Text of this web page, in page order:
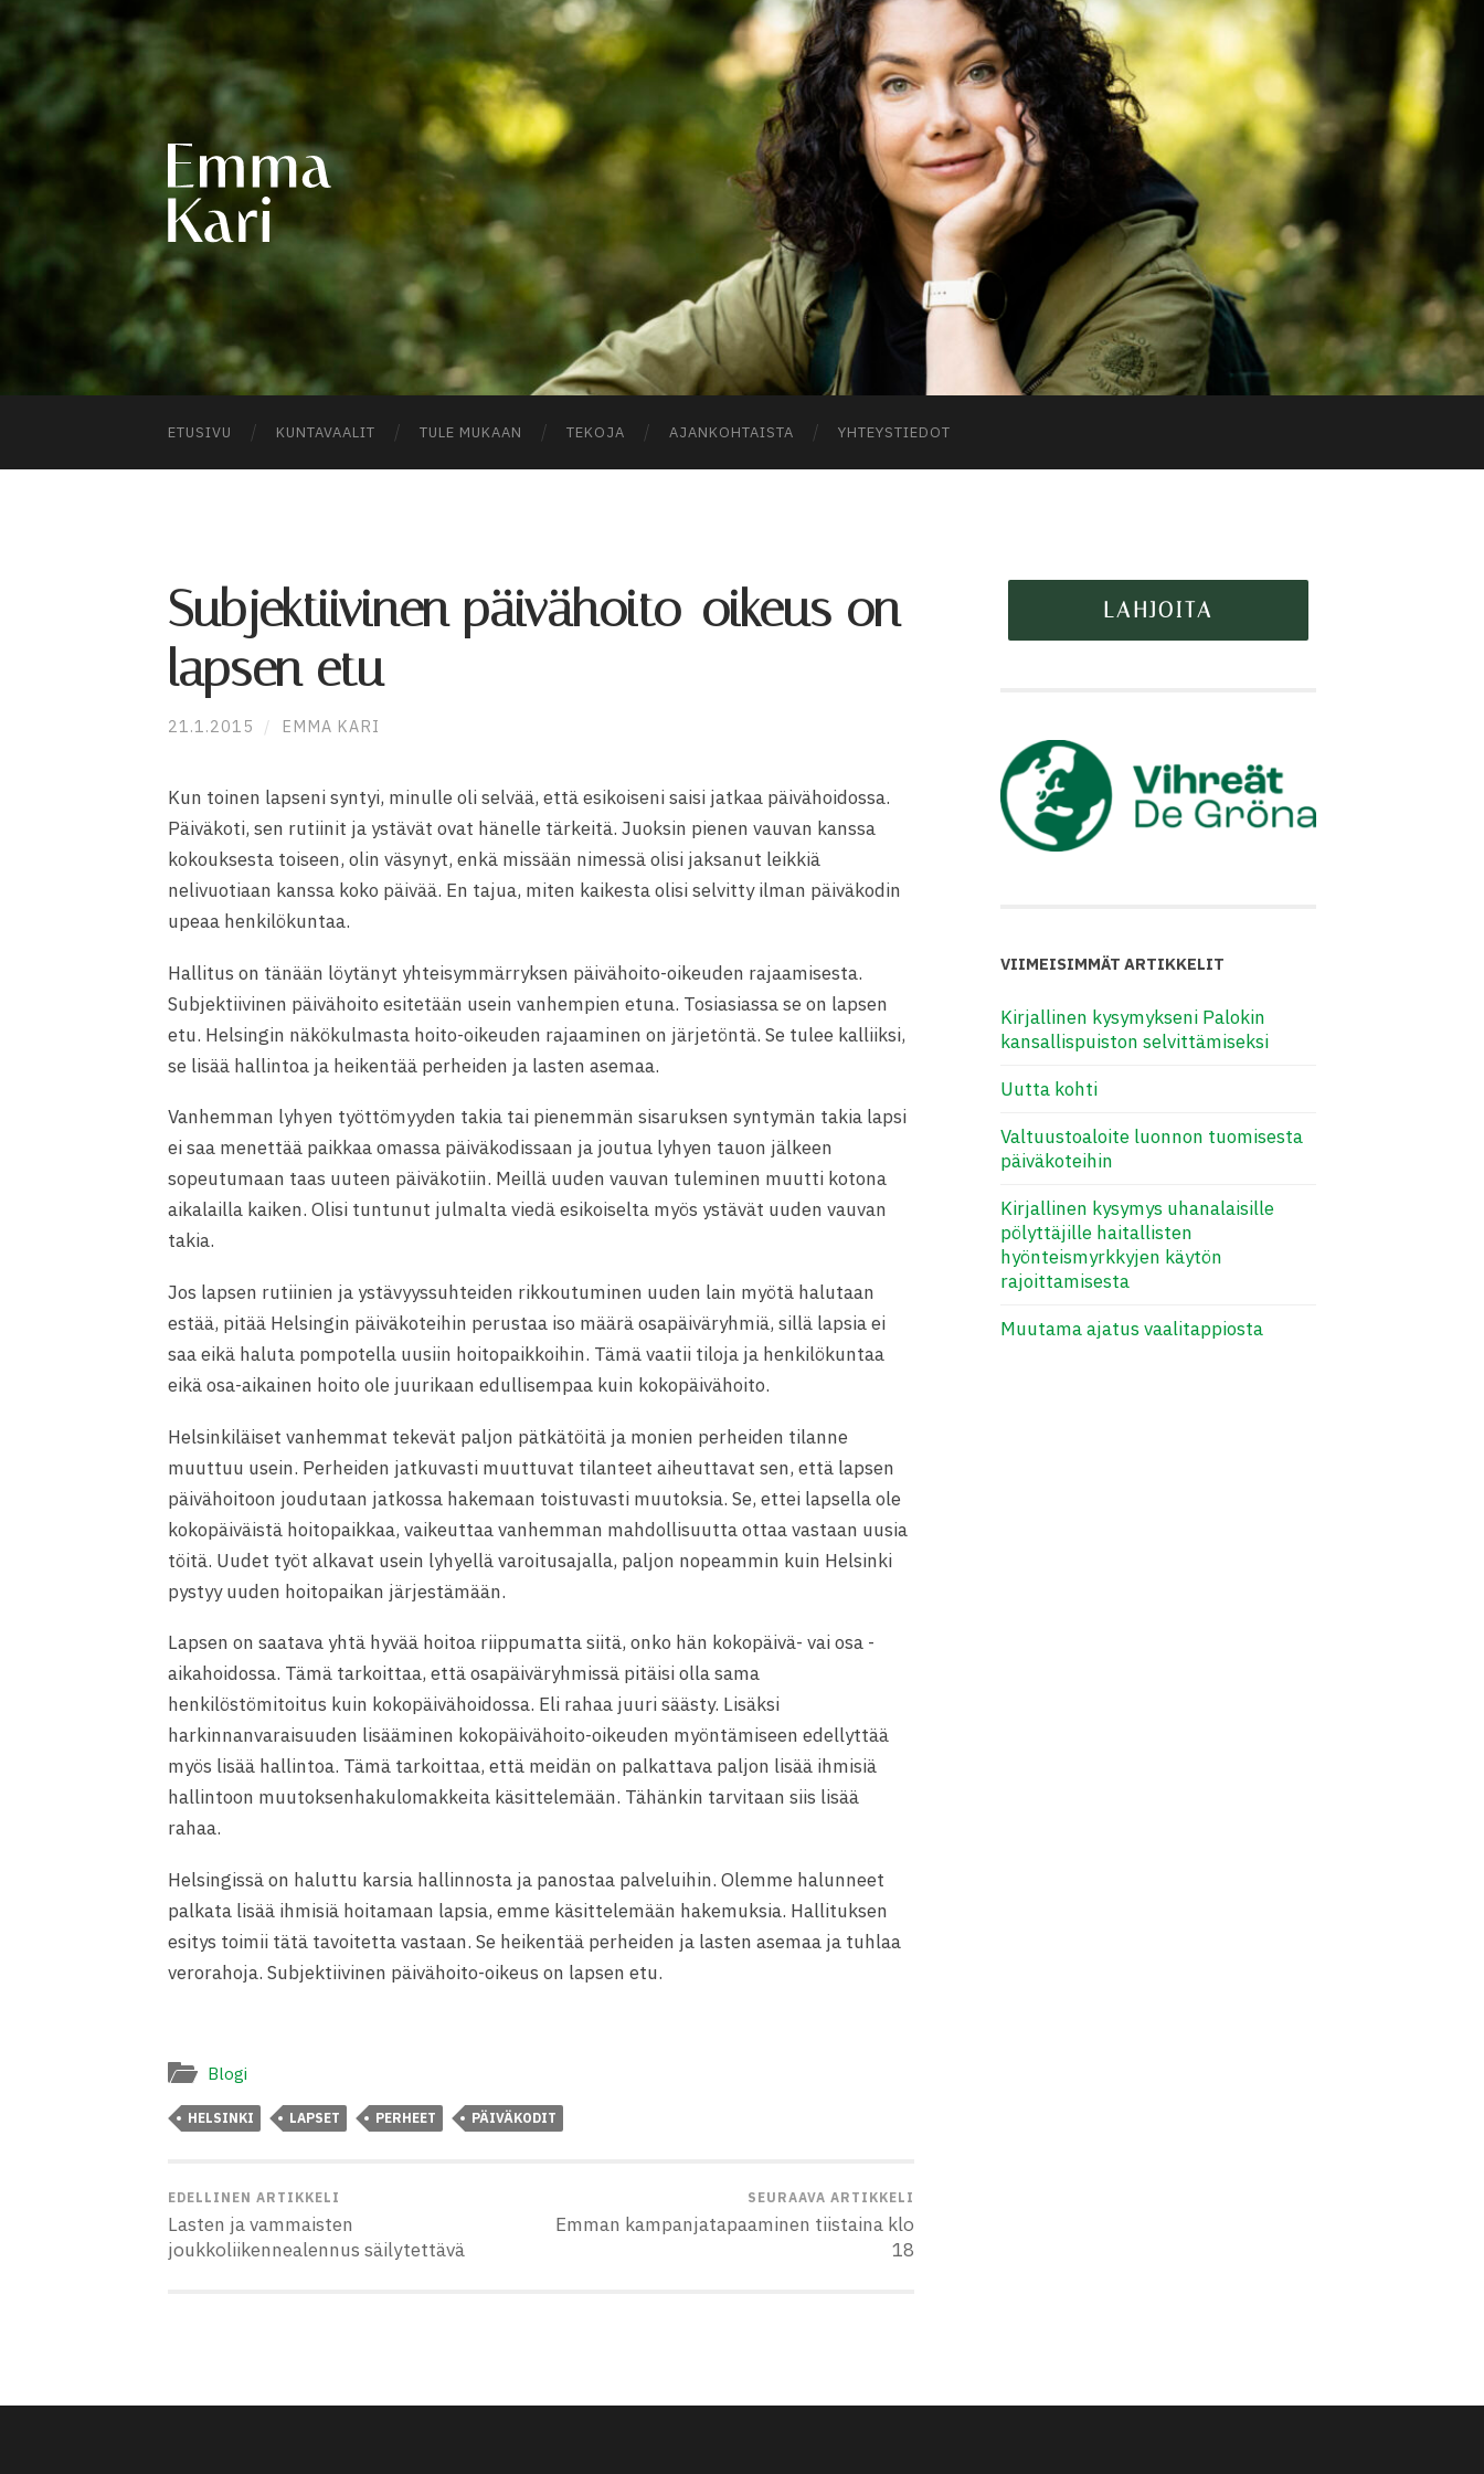
EMMA
KARI
ETUSIVU KUNTAVAALIT TULE MUKAAN TEKOJA AJANKOHTAISTA YHTEYSTIEDOT
Subjektiivinen päivähoito-oikeus on
lapsen etu
21.1.2015 / EMMA KARI
Kun toinen lapseni syntyi, minulle oli selvää, että esikoiseni saisi jatkaa päivähoidossa.
Päiväkoti, sen rutiinit ja ystävät ovat hänelle tärkeitä. Juoksin pienen vauvan kanssa
kokouksesta toiseen, olin väsynyt, enkä missään nimessä olisi jaksanut leikkiä
nelivuotiaan kanssa koko päivää. En tajua, miten kaikesta olisi selvitty ilman päiväkodin
upeaa henkilökuntaa.
Hallitus on tänään löytänyt yhteisymmärryksen päivähoito-oikeuden rajaamisesta.
Subjektiivinen päivähoito esitetään usein vanhempien etuna. Tosiasiassa se on lapsen
etu. Helsingin näkökulmasta hoito-oikeuden rajaaminen on järjetöntä. Se tulee kalliiksi,
se lisää hallintoa ja heikentää perheiden ja lasten asemaa.
Vanhemman lyhyen työttömyyden takia tai pienemmän sisaruksen syntymän takia lapsi
ei saa menettää paikkaa omassa päiväkodissaan ja joutua lyhyen tauon jälkeen
sopeutumaan taas uuteen päiväkotiin. Meillä uuden vauvan tuleminen muutti kotona
aikalailla kaiken. Olisi tuntunut julmalta viedä esikoiselta myös ystävät uuden vauvan
takia.
Jos lapsen rutiinien ja ystävyyssuhteiden rikkoutuminen uuden lain myötä halutaan
estää, pitää Helsingin päiväkoteihin perustaa iso määrä osapäiväryhmiä, sillä lapsia ei
saa eikä haluta pompotella uusiin hoitopaikkoihin. Tämä vaatii tiloja ja henkilökuntaa
eikä osa-aikainen hoito ole juurikaan edullisempaa kuin kokopäivähoito.
Helsinkiläiset vanhemmat tekevät paljon pätkätöitä ja monien perheiden tilanne
muuttuu usein. Perheiden jatkuvasti muuttuvat tilanteet aiheuttavat sen, että lapsen
päivähoitoon joudutaan jatkossa hakemaan toistuvasti muutoksia. Se, ettei lapsella ole
kokopäiväistä hoitopaikkaa, vaikeuttaa vanhemman mahdollisuutta ottaa vastaan uusia
töitä. Uudet työt alkavat usein lyhyellä varoitusajalla, paljon nopeammin kuin Helsinki
pystyy uuden hoitopaikan järjestämään.
Lapsen on saatava yhtä hyvää hoitoa riippumatta siitä, onko hän kokopäivä- vai osa -
aikahoidossa. Tämä tarkoittaa, että osapäiväryhmissä pitäisi olla sama
henkilöstömitoitus kuin kokopäivähoidossa. Eli rahaa juuri säästy. Lisäksi
harkinnanvaraisuuden lisääminen kokopäivähoito-oikeuden myöntämiseen edellyttää
myös lisää hallintoa. Tämä tarkoittaa, että meidän on palkattava paljon lisää ihmisiä
hallintoon muutoksenhakulomakkeita käsittelemään. Tähänkin tarvitaan siis lisää
rahaa.
Helsingissä on haluttu karsia hallinnosta ja panostaa palveluihin. Olemme halunneet
palkata lisää ihmisiä hoitamaan lapsia, emme käsittelemään hakemuksia. Hallituksen
esitys toimii tätä tavoitetta vastaan. Se heikentää perheiden ja lasten asemaa ja tuhlaa
verorahoja. Subjektiivinen päivähoito-oikeus on lapsen etu.
Blogi
HELSINKI LAPSET PERHEET PÄIVÄKODIT
EDELLINEN ARTIKKELI
Lasten ja vammaisten
joukkoliikennealennus säilytettävä
SEURAAVA ARTIKKELI
Emman kampanjatapaaminen tiistaina klo
18
VIIMEISIMMÄT ARTIKKELIT
Kirjallinen kysymykseni Palokin
kansallispuiston selvittämiseksi
Uutta kohti
Valtuustoaloite luonnon tuomisesta
päiväkoteihin
Kirjallinen kysymys uhanalaisille
pölyttäjille haitallisten
hyönteismyrkkyjen käytön
rajoittamisesta
Muutama ajatus vaalitappiosta